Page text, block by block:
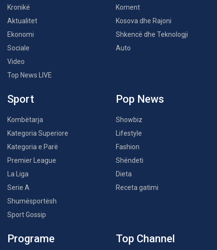
Kronikë
Aktualitet
Ekonomi
Sociale
Video
Top News LIVE
Koment
Kosova dhe Rajoni
Shkencë dhe Teknologji
Auto
Sport
Kombëtarja
Kategoria Superiore
Kategoria e Parë
Premier League
La Liga
Serie A
Shumësportësh
Sport Gossip
Pop News
Showbiz
Lifestyle
Fashion
Shëndeti
Dieta
Receta gatimi
Programe Top Channel